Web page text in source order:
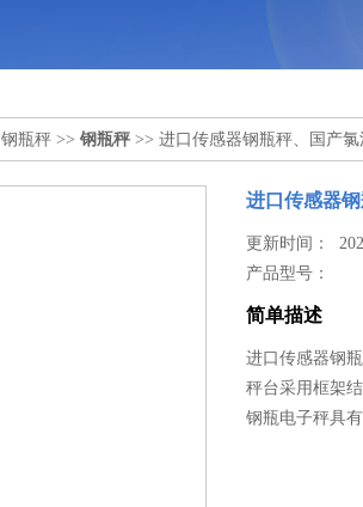
钢瓶秤 >> 钢瓶秤 >> 进口传感器钢瓶秤、国产
进口传感器
更新时间：
产品型号：
简单描述
进口传感器钢
秤台采用框架
钢瓶电子秤具